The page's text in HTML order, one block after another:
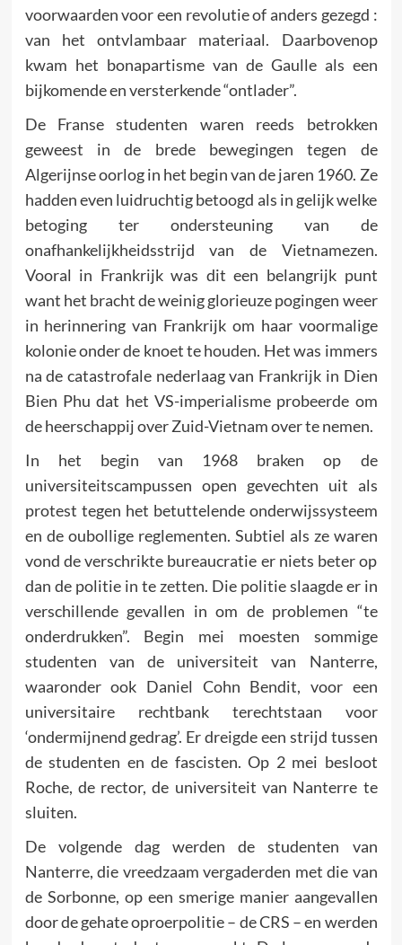
voorwaarden voor een revolutie of anders gezegd :
van het ontvlambaar materiaal. Daarbovenop
kwam het bonapartisme van de Gaulle als een
bijkomende en versterkende “ontlader”.
De Franse studenten waren reeds betrokken
geweest in de brede bewegingen tegen de
Algerijnse oorlog in het begin van de jaren 1960. Ze
hadden even luidruchtig betoogd als in gelijk welke
betoging ter ondersteuning van de
onafhankelijkheids­strijd van de Vietnamezen.
Vooral in Frankrijk was dit een belangrijk punt
want het bracht de weinig glorieuze pogingen weer
in herinnering van Frankrijk om haar voormalige
kolonie onder de knoet te houden. Het was immers
na de catastrofale nederlaag van Frankrijk in Dien
Bien Phu dat het VS-imperia­lisme probeerde om
de heerschappij over Zuid-Vietnam over te nemen.
In het begin van 1968 braken op de
universiteitscampussen open gevechten uit als
protest tegen het betuttelende onderwijssys­teem
en de oubollige reglementen. Subtiel als ze waren
vond de verschrikte bureaucratie er niets beter op
dan de politie in te zetten. Die politie slaagde er in
verschillende gevallen in om de problemen “te
onderdrukken”. Begin mei moesten sommige
studenten van de universiteit van Nanterre,
waaronder ook Daniel Cohn Bendit, voor een
universitaire rechtbank terecht­staan voor
‘ondermijnend gedrag’. Er dreigde een strijd tussen
de studenten en de fascisten. Op 2 mei besloot
Roche, de rector, de universiteit van Nanterre te
sluiten.
De volgende dag werden de studenten van
Nanterre, die vreed­zaam vergaderden met die van
de Sorbonne, op een smerige manier aangevallen
door de gehate oproerpolitie – de CRS – en werden